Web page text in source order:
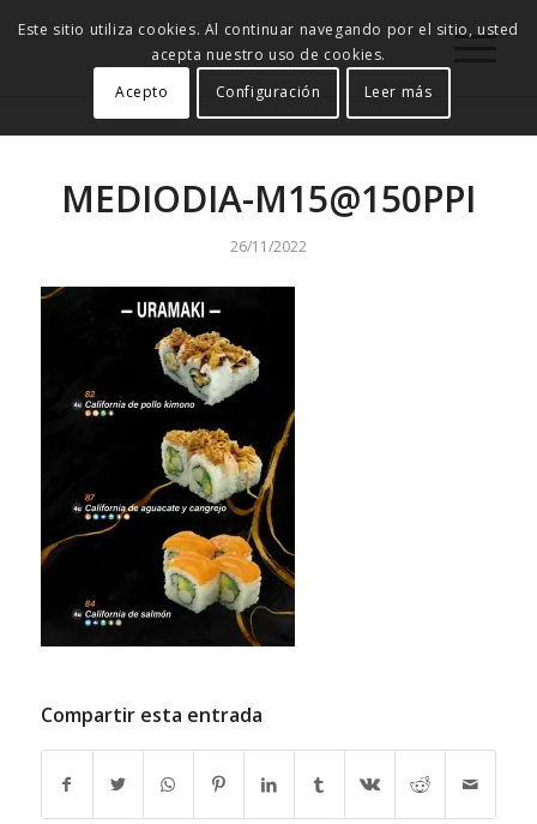
MEDIODIA-M15@150PPI
26/11/2022
Compartir esta entrada
Este sitio utiliza cookies. Al continuar navegando por el sitio, usted
acepta nuestro uso de cookies.
Acepto
Configuración Leer más